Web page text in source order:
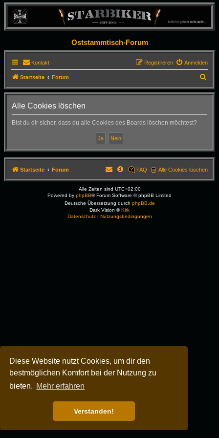
Diese Website nutzt Cookies, um dir den
bestmöglichen Komfort bei der Nutzung zu
bieten. Mehr erfahren
Verstanden!
Oststammtisch-Forum
Kontakt Anmelden
Registrieren
Startseite Forum
u
Alle Cookies löschen
Bist du dir sicher, dass du alle Cookies des Boards löschen möchtest?
Startseite Forum Alle Cookies löschen
FAQ
Alle Zeiten sind UTC+02:00
Powered by phpBB® Forum Software © phpBB Limited
Deutsche Übersetzung durch phpBB.de
Dark Vision ©Kirk
Datenschutz| Nutzungsbedingungen